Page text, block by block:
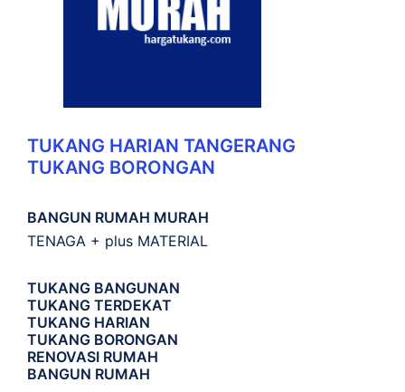
TUKANG HARIAN TANGERANG
TUKANG BORONGAN
BANGUN RUMAH MURAH
TENAGA + plus MATERIAL
TUKANG BANGUNAN
TUKANG TERDEKAT
TUKANG HARIAN
TUKANG BORONGAN
RENOVASI RUMAH
BANGUN RUMAH